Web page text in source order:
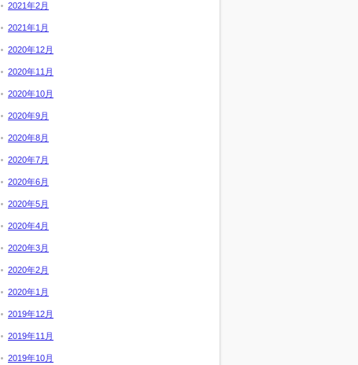
2021年2月
2021年1月
2020年12月
2020年11月
2020年10月
2020年9月
2020年8月
2020年7月
2020年6月
2020年5月
2020年4月
2020年3月
2020年2月
2020年1月
2019年12月
2019年11月
2019年10月